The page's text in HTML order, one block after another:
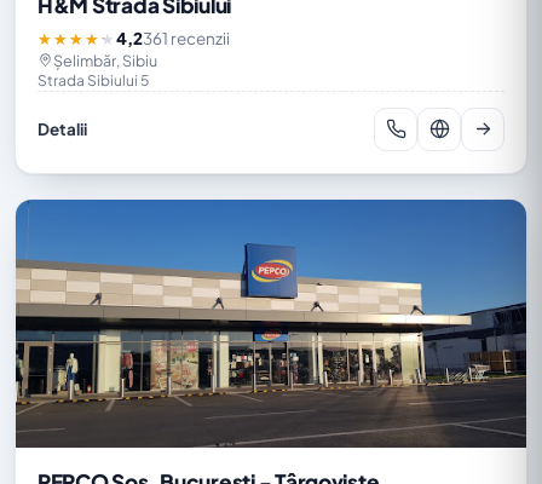
★★★★★4,2361 recenzii
Șelimbăr, Sibiu
Strada Sibiului 5
Detalii